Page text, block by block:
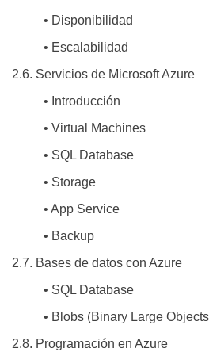
• Disponibilidad
• Escalabilidad
2.6. Servicios de Microsoft Azure
• Introducción
• Virtual Machines
• SQL Database
• Storage
• App Service
• Backup
2.7. Bases de datos con Azure
• SQL Database
• Blobs (Binary Large
2.8. Programación en Azure